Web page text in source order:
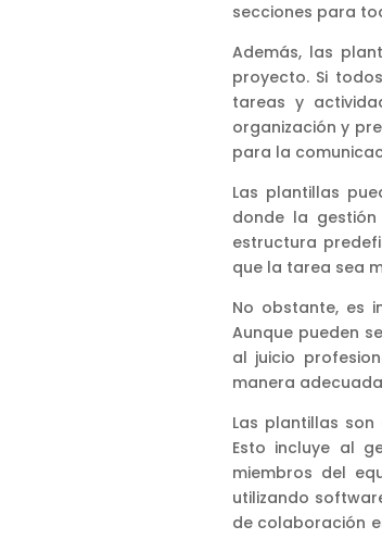
secciones para
Además, las
proyecto. Si
tareas y
organización y
para la
Las plantillas
donde la
estructura
que la tarea sea
No obstante, es
Aunque pueden
al juicio
manera
Las plantillas
Esto incluye al
miembros del
utilizando
de colaboración